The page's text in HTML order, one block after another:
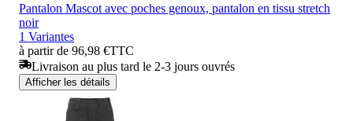
Pantalon Mascot avec poches genoux, pantalon en tissu stretch
noir
1 Variantes
à partir de 96,98 €TTC
Livraison au plus tard le 2-3 jours ouvrés
Afficher les détails